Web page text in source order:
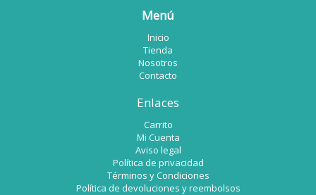
Menú
Inicio
Tienda
Nosotros
Contacto
Enlaces
Carrito
Mi Cuenta
Aviso legal
Política de privacidad
Términos y Condiciones
Política de devoluciones y reembolsos